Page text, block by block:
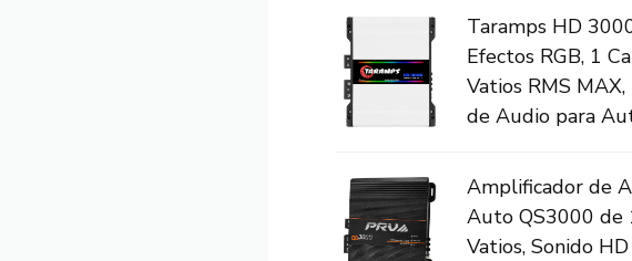
Taramps HD
Efectos RGB, 1
Vatios RMS
de Audio para
Amplificador de
Auto QS3000 de
Vatios, Sonido